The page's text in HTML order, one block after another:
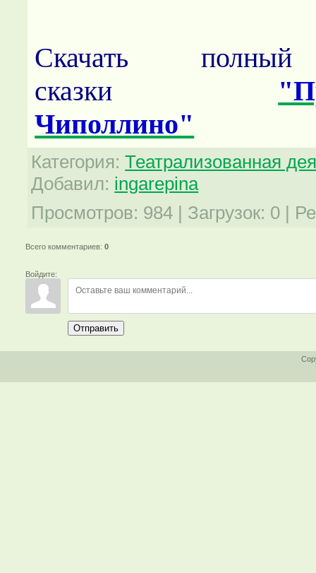
Скачать полный
сказки
Чиполлино"
Категория: Театрализованная
Добавил: ingarepina
Просмотров: 984 | Загрузок: 0 |
Всего комментариев:0
Войдите:
Отправить